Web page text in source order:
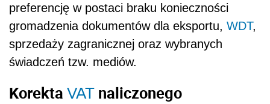
preferencję w postaci braku konieczności
gromadzenia dokumentów dla eksportu, WDT,
sprzedaży zagranicznej oraz wybranych
świadczeń tzw. mediów.
Korekta VAT naliczonego